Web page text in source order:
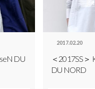
DU
2017.02.20
＜2017SS＞
DU NORD